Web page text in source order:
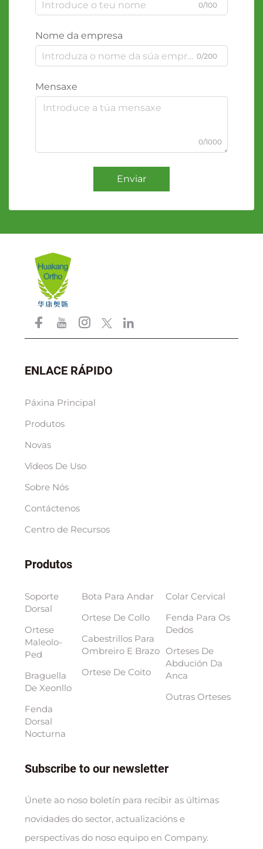
0/100
Nome da empresa
0/200
Mensaxe
0/1000
Enviar
ENLACE RÁPIDO
Páxina Principal
Produtos
Novas
Vídeos De Uso
Sobre Nós
Contáctenos
Centro de Recursos
Produtos
Soporte
Dorsal
Ortese
Maleolo-
Ped
Braguella
De Xeonllo
Fenda
Dorsal
Nocturna
Bota Para Andar
Ortese De Collo
Cabestrillos Para
Ombreiro E Brazo
Ortese De Coito
Colar Cervical
Fenda Para Os
Dedos
Orteses De
Abdución Da
Anca
Outras Orteses
Subscribe to our newsletter
Únete ao noso boletín para recibir as últimas
novidades do sector, actualizacións e
perspectivas do noso equipo en Company.